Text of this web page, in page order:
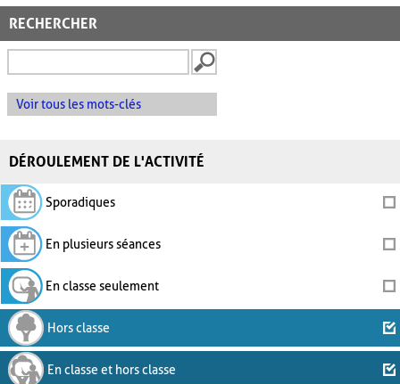
RECHERCHER
Voir tous les mots-clés
DÉROULEMENT DE L'ACTIVITÉ
Sporadiques
En plusieurs séances
En classe seulement
Hors classe
En classe et hors classe